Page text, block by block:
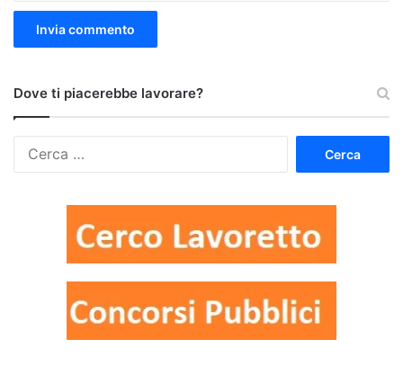
Dove ti piacerebbe lavorare?